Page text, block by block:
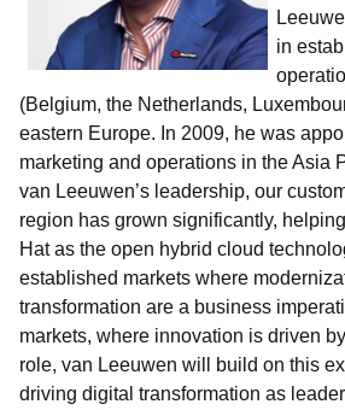
in
(Belgium, the Netherlands,
eastern Europe. In 2009, he was
marketing and operations in the Asia
van Leeuwen’s leadership, our
region has grown significantly,
Hat as the open hybrid cloud
established markets where
transformation are a business
markets, where innovation is driven
role, van Leeuwen will build on this
driving digital transformation as